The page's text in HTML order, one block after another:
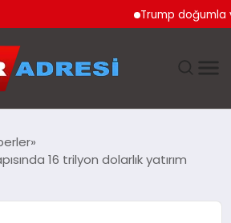
Trump doğumla
16 trilyon dolarlık yatırım